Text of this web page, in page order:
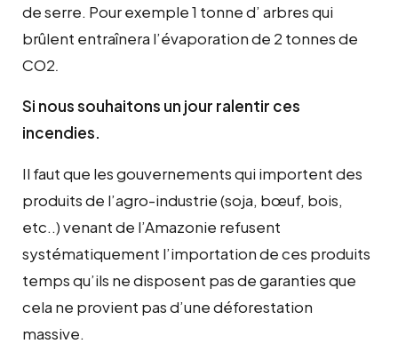
de serre. Pour exemple 1 tonne d’ arbres qui
brûlent entraînera l’évaporation de 2 tonnes de
CO2.
Si nous souhaitons un jour ralentir ces
incendies.
Il faut que les gouvernements qui importent des
produits de l’agro-industrie (soja, bœuf, bois,
etc..) venant de l’Amazonie refusent
systématiquement l’importation de ces produits
temps qu’ils ne disposent pas de garanties que
cela ne provient pas d’une déforestation
massive.